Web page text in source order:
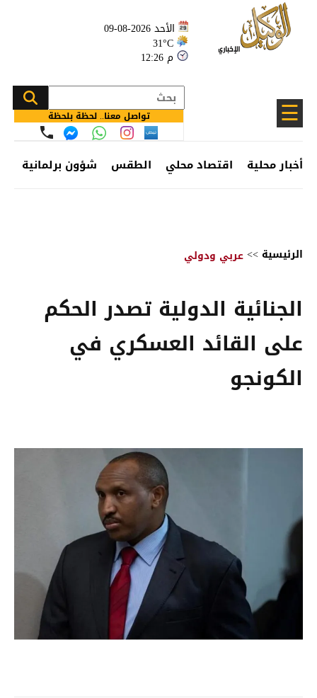
الأحد 2026-08-09
31°C
12:26 م
☰ تواصل معنا.. لحظة بلحظة
أخبار محلية اقتصاد محلي الطقس شؤون برلمانية
الرئيسية >>عربي ودولي
الجنائية الدولية تصدر الحكم
على القائد العسكري في
الكونجو